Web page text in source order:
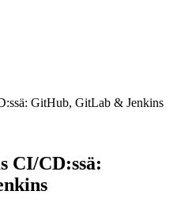
GitHub, GitLab & Jenkins
CI/CD:ssä: